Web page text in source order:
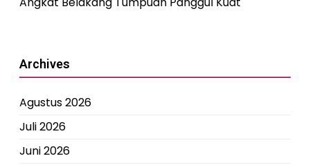
Archives
Agustus 2026
Juli 2026
Juni 2026